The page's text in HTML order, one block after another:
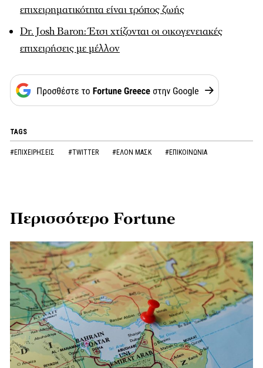
επιχειρηματικότητα είναι τρόπος ζωής
Dr. Josh Baron: Έτσι χτίζονται οι οικογενειακές
επιχειρήσεις με μέλλον
TAGS
#ΕΠΙΧΕΙΡΗΣΕΙΣ #TWITTER #ΕΛΟΝ ΜΑΣΚ #ΕΠΙΚΟΙΝΩΝΙΑ
Περισσότερο Fortune